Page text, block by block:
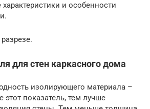
и особенности
для стен каркасного дома
изолирующего материала –
показатель, тем лучше